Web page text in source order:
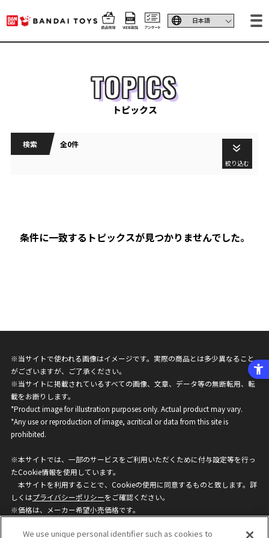
TOPICS
トピックス
検索 全0件
絞り込む
条件に一致するトピックスが見つかりませんでした。
※当サイトで使われる画像はイメージです。実際の商品とは多少異なること
がございますが、ご了承ください。
※当サイトに掲載されているすべての画像、文章、データ等の無断転用、転
載をお断りします。
*Product image for illustration purposes only. Actual product may vary.
*Any use or reproduction of image, acritical or data from this site is
prohibited.
※本サイトでは、一部のサービスをご利用いただくために付与設定等を行っ
たCookie情報を使用しています。
本サイトを利用することで、Cookieの使用に同意するものと致します。詳
しくはプライバシーポリシーをご確認ください。
※価格は、メーカー希望小売価格です。
ざいますのでご了承ください。
We use unique personal identifier such as cookies to